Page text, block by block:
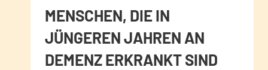
MENSCHEN, DIE IN
JÜNGEREN JAHREN AN
DEMENZ ERKRANKT SIND